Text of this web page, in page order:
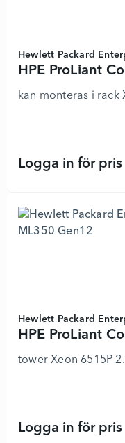
Hewlett Packard
HPE ProLiant
kan monteras i rack
Logga in för pris
Hewlett Packard
HPE ProLiant
tower Xeon 6515P
Logga in för pris